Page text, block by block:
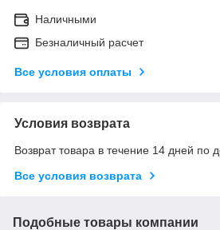
Наличными
Безналичный расчет
Все условия оплаты
Условия возврата
Возврат товара в течение 14 дней по
Все условия возврата
Подобные товары компании